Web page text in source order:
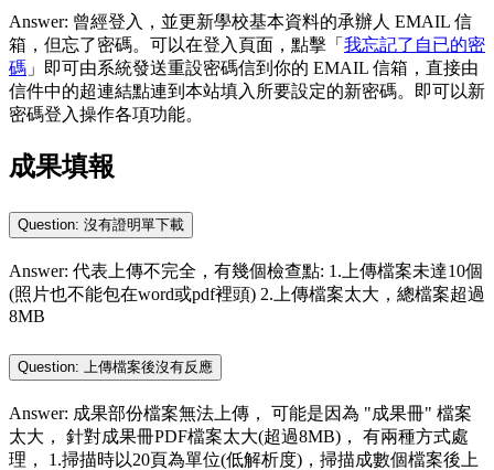
Answer: 曾經登入，並更新學校基本資料的承辦人 EMAIL 信
箱，但忘了密碼。可以在登入頁面，點擊「 我忘記了自已的密
碼 」即可由系統發送重設密碼信到你的 EMAIL 信箱，直接由
信件中的超連結點連到本站填入所要設定的新密碼。即可以新
密碼登入操作各項功能。
成果填報
Question: 沒有證明單下載
Answer: 代表上傳不完全，有幾個檢查點: 1.上傳檔案未達10個
(照片也不能包在word或pdf裡頭) 2.上傳檔案太大，總檔案超過
8MB
Question: 上傳檔案後沒有反應
Answer: 成果部份檔案無法上傳， 可能是因為 "成果冊" 檔案
太大， 針對成果冊PDF檔案太大(超過8MB)， 有兩種方式處
理， 1.掃描時以20頁為單位(低解析度)，掃描成數個檔案後上